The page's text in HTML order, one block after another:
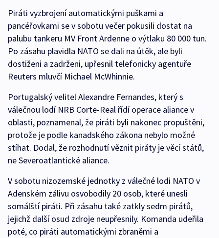
Piráti vyzbrojení automatickými puškami a
pancéřovkami se v sobotu večer pokusili dostat na
palubu tankeru MV Front Ardenne o výtlaku 80 000 tun.
Po zásahu plavidla NATO se dali na útěk, ale byli
dostiženi a zadrženi, upřesnil telefonicky agentuře
Reuters mluvčí Michael McWhinnie.
Portugalský velitel Alexandre Fernandes, který s
válečnou lodí NRB Corte-Real řídí operace aliance v
oblasti, poznamenal, že piráti byli nakonec propuštěni,
protože je podle kanadského zákona nebylo možné
stíhat. Dodal, že rozhodnutí věznit piráty je věcí států,
ne Severoatlantické aliance.
V sobotu nizozemské jednotky z válečné lodi NATO v
Adenském zálivu osvobodily 20 osob, které unesli
somálští piráti. Při zásahu také zatkly sedm pirátů,
jejichž další osud zdroje neupřesnily. Komanda udeřila
poté, co piráti automatickými zbraněmi a